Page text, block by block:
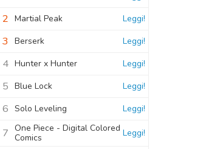
2 Martial Peak Leggi!
3 Berserk Leggi!
4 Hunter x Hunter Leggi!
5 Blue Lock Leggi!
6 Solo Leveling Leggi!
7 One Piece - Digital Colored
Comics
Leggi!